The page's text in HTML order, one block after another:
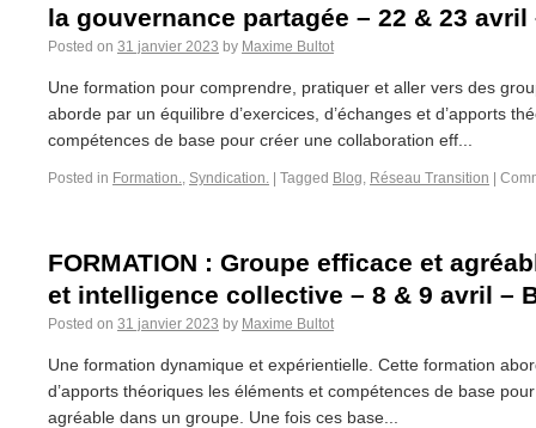
la gouvernance partagée – 22 & 23
Posted on 31 janvier 2023 by Maxime Bultot
Une formation pour comprendre, pratiquer et aller vers des
aborde par un équilibre d’exercices, d’échanges et d’apports
compétences de base pour créer une collaboration eff...
Posted in Formation., Syndication. Tagged Blog, Réseau Transition
FORMATION : Groupe efficace et
et intelligence collective – 8 & 9 avril –
Posted on 31 janvier 2023 by Maxime Bultot
Une formation dynamique et expérientielle. Cette formation
d’apports théoriques les éléments et compétences de base
agréable dans un groupe. Une fois ces base...